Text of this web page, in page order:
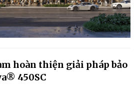
hoàn thiện giải pháp bảo
450SC